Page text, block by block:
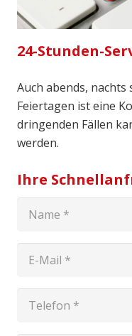
24-Stunden-
Auch abends, nachts
Feiertagen ist eine
dringenden Fällen
werden.
Ihre